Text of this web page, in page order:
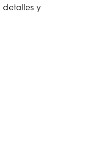
detalles y